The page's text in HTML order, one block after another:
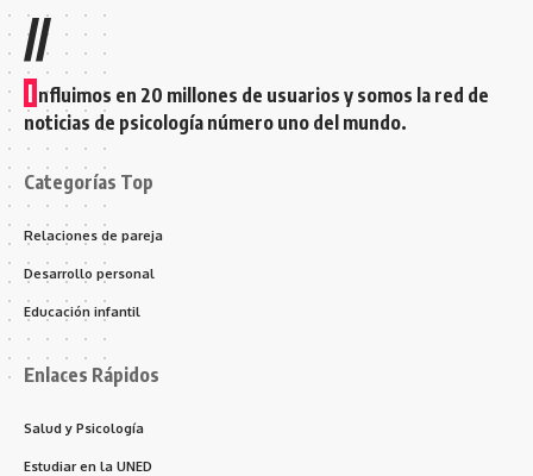
//
I nfluimos en 20 millones de usuarios y somos la red de
noticias de psicología número uno del mundo.
Categorías Top
Relaciones de pareja
Desarrollo personal
Educación infantil
Enlaces Rápidos
Salud y Psicología
Estudiar en la UNED